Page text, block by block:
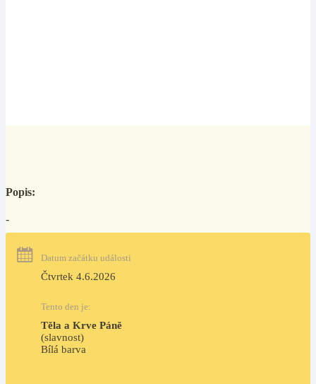
Popis:
-
Datum začátku události
Čtvrtek 4.6.2026
Tento den je:
Těla a Krve Páně
(slavnost)
Bílá barva